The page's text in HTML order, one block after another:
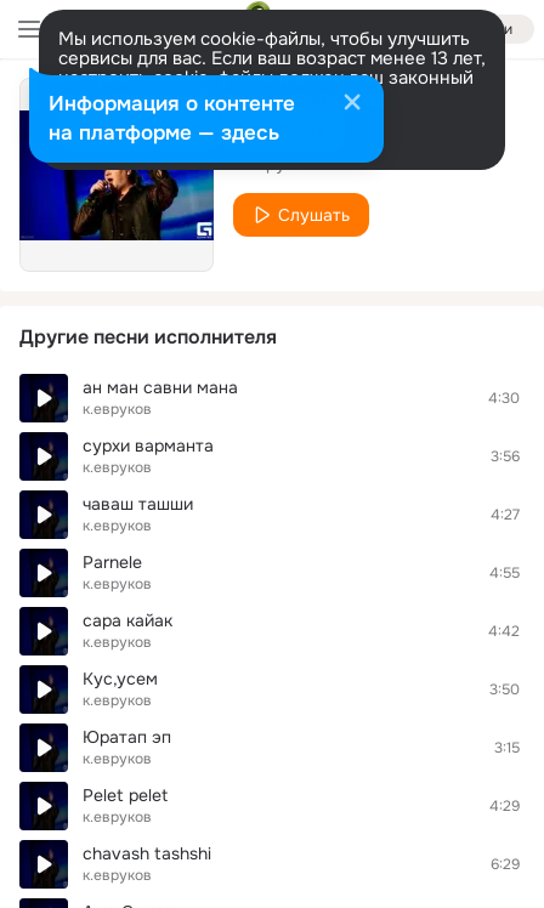
Войти
Мы используем cookie-файлы, чтобы улучшить
сервисы для вас. Если ваш возраст менее 13 лет,
настроить cookie-файлы должен ваш законный
представитель. Больше информации
Разрешить все Настроить
Aiapla shi ep
к.евруков
Слушать
Другие песни исполнителя
ан ман савни мана
к.евруков
4:30
сурхи варманта
к.евруков
3:56
чаваш ташши
к.евруков
4:27
Parnele
к.евруков
4:55
сара кайак
к.евруков
4:42
Кус,усем
к.евруков
3:50
Юратап эп
к.евруков
3:15
Pelet pelet
к.евруков
4:29
chavash tashshi
к.евруков
6:29
Информация о контенте
на платформе — здесь